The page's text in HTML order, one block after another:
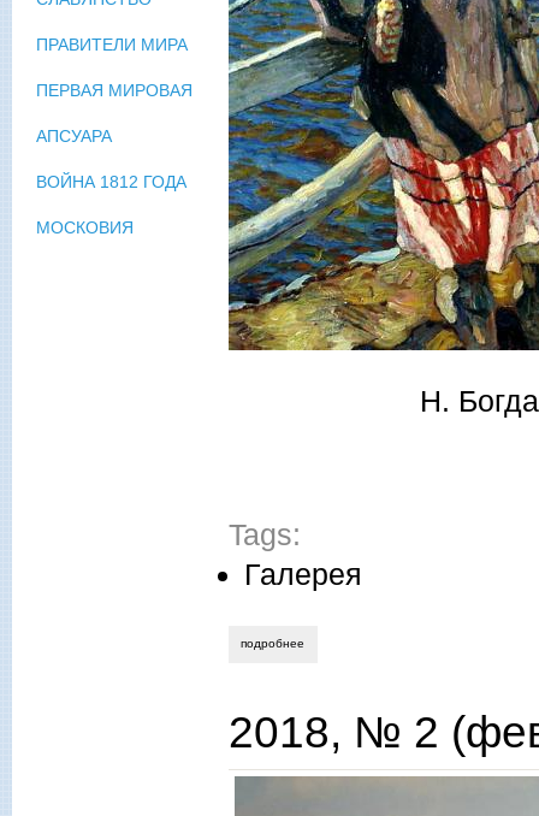
Н.
Tags:
Галерея
подробнее
2018, № 2
ПРАВИТЕЛИ МИРА
ПЕРВАЯ МИРОВАЯ
АПСУАРА
ВОЙНА 1812 ГОДА
МОСКОВИЯ